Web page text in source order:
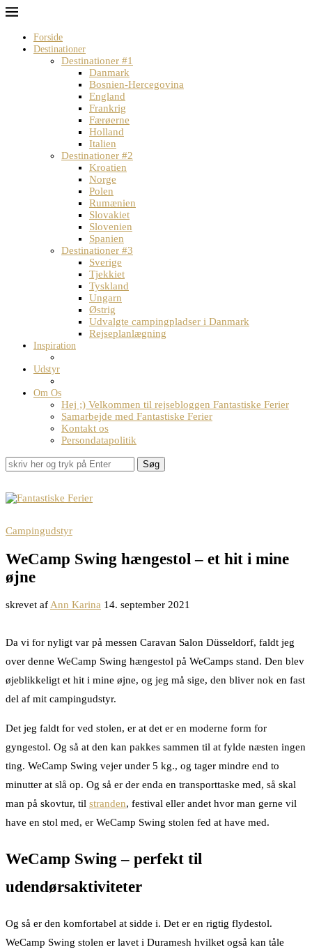
Forside
Destinationer
Destinationer #1
Danmark
Bosnien-Hercegovina
England
Frankrig
Færøerne
Holland
Italien
Destinationer #2
Kroatien
Norge
Polen
Rumænien
Slovakiet
Slovenien
Spanien
Destinationer #3
Sverige
Tjekkiet
Tyskland
Ungarn
Østrig
Udvalgte campingpladser i Danmark
Rejseplanlægning
Inspiration
Udstyr
Om Os
Hej ;) Velkommen til rejsebloggen Fantastiske Ferier
Samarbejde med Fantastiske Ferier
Kontakt os
Persondatapolitik
Søg
Campingudstyr
WeCamp Swing hængestol – et hit i mine
øjne
skrevet afAnn Karina 14. september 2021
Da vi for nyligt var på messen Caravan Salon Düsseldorf, faldt jeg
over denne WeCamp Swing hængestol på WeCamps stand. Den blev
øjeblikkeligt et hit i mine øjne, og jeg må sige, den bliver nok en fast
del af mit campingudstyr.
Det jeg faldt for ved stolen, er at det er en moderne form for
gyngestol. Og så at den kan pakkes sammen til at fylde næsten ingen
ting. WeCamp Swing vejer under 5 kg., og tager mindre end to
minutter at slå op. Og så er der enda en transporttaske med, så skal
man på skovtur, til stranden, festival eller andet hvor man gerne vil
have en stol med, er WeCamp Swing stolen fed at have med.
WeCamp Swing – perfekt til
udendørsaktiviteter
Og så er den komfortabel at sidde i. Det er en rigtig flydestol.
WeCamp Swing stolen er lavet i Duramesh hvilket også kan tåle